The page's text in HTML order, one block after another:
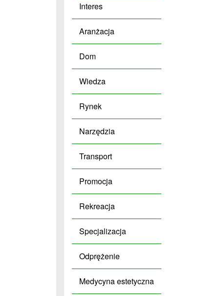
Interes
Aranżacja
Dom
Wiedza
Rynek
Narzędzia
Transport
Promocja
Rekreacja
Specjalizacja
Odprężenie
Medycyna estetyczna